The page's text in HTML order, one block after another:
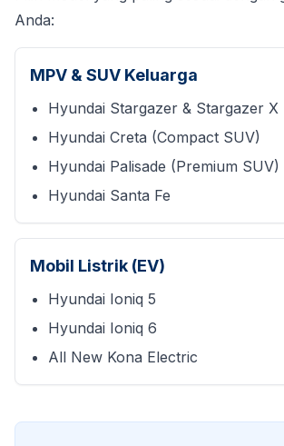
Anda:
MPV & SUV Keluarga
Hyundai Stargazer & Stargazer X
Hyundai Creta (Compact SUV)
Hyundai Palisade (Premium SUV)
Hyundai Santa Fe
Mobil Listrik (EV)
Hyundai Ioniq 5
Hyundai Ioniq 6
All New Kona Electric